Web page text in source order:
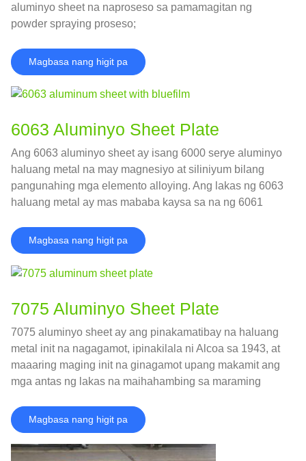
aluminyo sheet na naproseso sa pamamagitan ng
powder spraying proseso;
Magbasa nang higit pa
6063 Aluminyo Sheet Plate
Ang 6063 aluminyo sheet ay isang 6000 serye aluminyo
haluang metal na may magnesiyo at siliniyum bilang
pangunahing mga elemento alloying. Ang lakas ng 6063
haluang metal ay mas mababa kaysa sa na ng 6061
paglaban sa kaagnasan, at magandang pagganap ng
paggamot sa ibabaw.
Magbasa nang higit pa
7075 Aluminyo Sheet Plate
7075 aluminyo sheet ay ang pinakamatibay na haluang
metal init na nagagamot, ipinakilala ni Alcoa sa 1943, at
maaaring maging init na ginagamot upang makamit ang
mga antas ng lakas na maihahambing sa maraming
Magbasa nang higit pa